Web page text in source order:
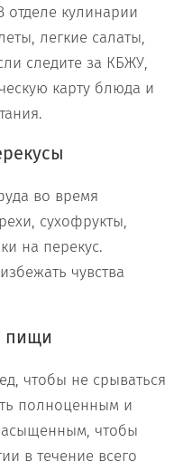
кулинарии
легкие салаты,
следите за КБЖУ,
карту блюда и
во время
сухофрукты,
на перекус.
чувства
пищи
чтобы не срываться
полноценным и
чтобы
в течение всего